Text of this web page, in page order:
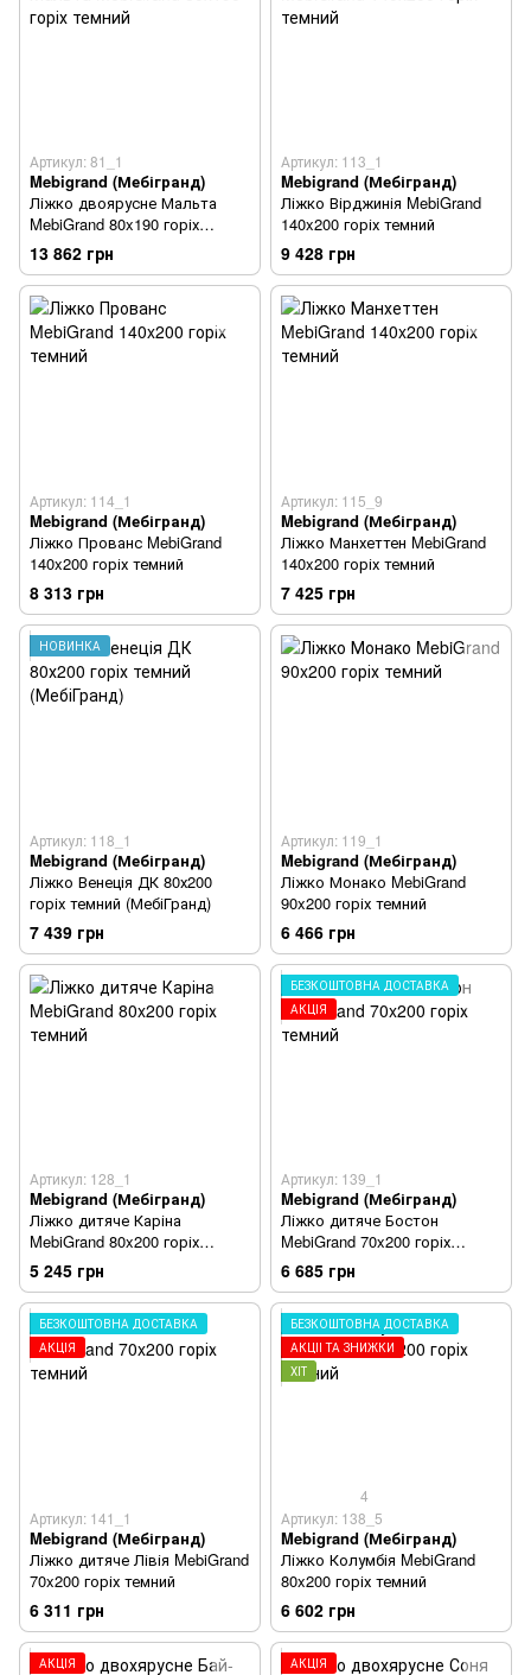
Артикул: 81_1
Mebigrand (Мебігранд)
Ліжко двоярусне Мальта
MebiGrand 80x190 горіх
темний
13 862 грн
Артикул: 113_1
Mebigrand (Мебігранд)
Ліжко Вірджинія MebiGrand
140x200 горіх темний
9 428 грн
Артикул: 114_1
Mebigrand (Мебігранд)
Ліжко Прованс MebiGrand
140x200 горіх темний
8 313 грн
Артикул: 115_9
Mebigrand (Мебігранд)
Ліжко Манхеттен MebiGrand
140x200 горіх темний
7 425 грн
НОВИНКА
Артикул: 118_1
Mebigrand (Мебігранд)
Ліжко Венеція ДК 80х200
горіх темний (МебіГранд)
7 439 грн
Артикул: 119_1
Mebigrand (Мебігранд)
Ліжко Монако MebiGrand
90x200 горіх темний
6 466 грн
Артикул: 128_1
Mebigrand (Мебігранд)
Ліжко дитяче Каріна
MebiGrand 80x200 горіх
темний
5 245 грн
БЕЗКОШТОВНА ДОСТАВКА
АКЦІЯ
Артикул: 139_1
Mebigrand (Мебігранд)
Ліжко дитяче Бостон
MebiGrand 70x200 горіх
темний
6 685 грн
БЕЗКОШТОВНА ДОСТАВКА
АКЦІЯ
Артикул: 141_1
Mebigrand (Мебігранд)
Ліжко дитяче Лівія MebiGrand
70x200 горіх темний
6 311 грн
БЕЗКОШТОВНА ДОСТАВКА
АКЦІЇ ТА ЗНИЖКИ
ХІТ
4
Артикул: 138_5
Mebigrand (Мебігранд)
Ліжко Колумбія MebiGrand
80x200 горіх темний
6 602 грн
АКЦІЯ АКЦІЯ